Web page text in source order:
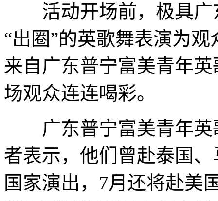
活动开场前，极具广
“出圈”的英歌舞表演为
来自广东普宁富美青年
场观众连连喝彩。
广东普宁富美青年英
者表示，他们曾赴泰国
国家演出，7月还将赴美